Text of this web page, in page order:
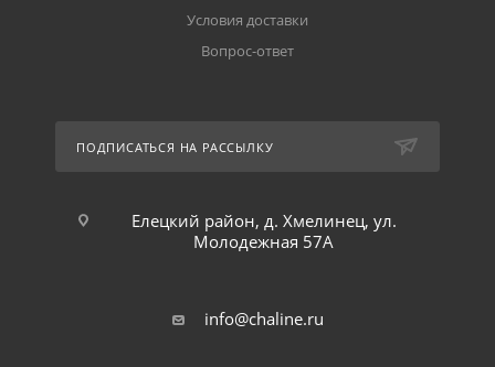
Условия доставки
Вопрос-ответ
ПОДПИСАТЬСЯ НА РАССЫЛКУ
Елецкий район, д. Хмелинец, ул.
Молодежная 57А
info@chaline.ru